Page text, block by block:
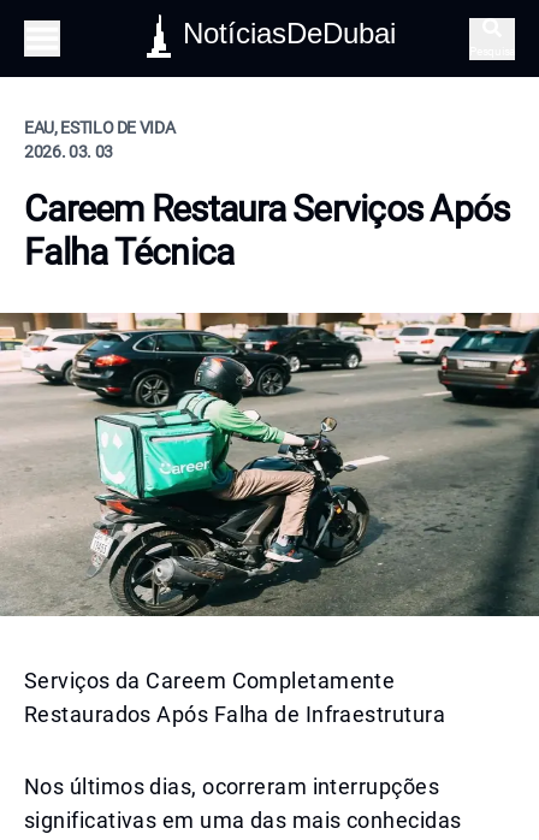
NotíciasDeDubai
EAU, ESTILO DE VIDA
2026. 03. 03
Careem Restaura Serviços Após
Falha Técnica
Serviços da Careem Completamente
Restaurados Após Falha de Infraestrutura
Nos últimos dias, ocorreram interrupções
significativas em uma das mais conhecidas